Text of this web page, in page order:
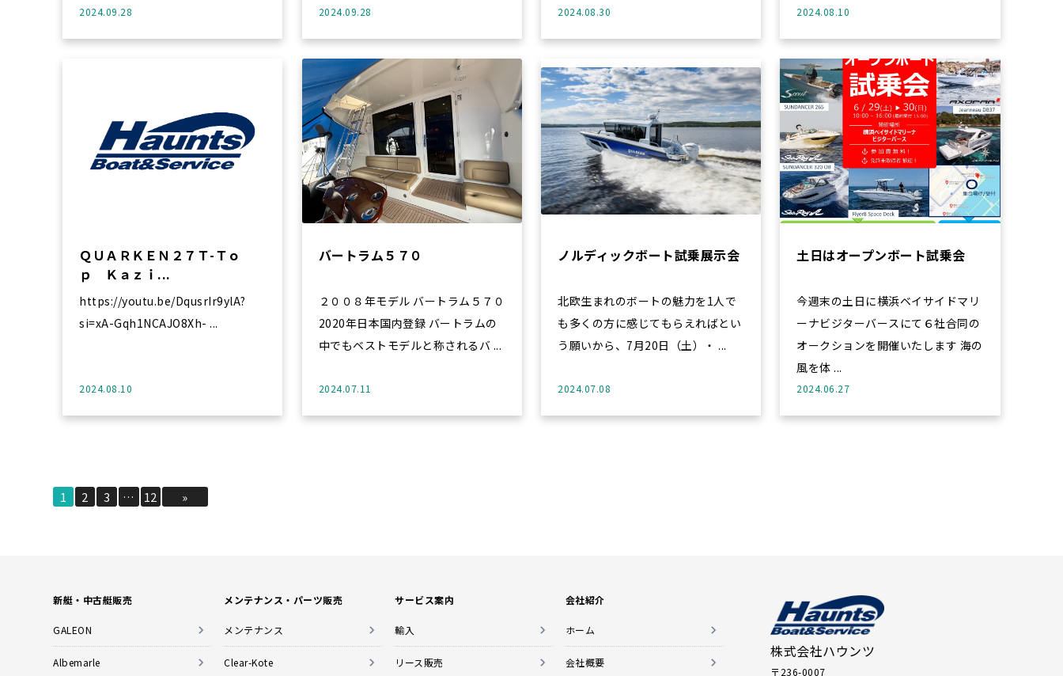
2024.09.28 2024.09.28 2024.08.30 2024.08.10
ＱＵＡＲＫＥＮ２７Ｔ-Ｔｏ
ｐ Ｋａｚｉ...
https://youtu.be/DqusrIr9ylA?
si=xA-Gqh1NCAJO8Xh- ...
2024.08.10
バートラム５７０
２００８年モデル バートラム５７０
2020年日本国内登録 バートラムの
中でもベストモデルと称されるバ ...
2024.07.11
ノルディックボート試乗展示会
北欧生まれのボートの魅力を1人で
も多くの方に感じてもらえればとい
う願いから、7月20日（土）・ ...
2024.07.08
土日はオープンボート試乗会
今週末の土日に横浜ベイサイドマリ
ーナビジターバースにて６社合同の
オークションを開催いたします 海の
風を体 ...
2024.06.27
1 2 3 … 12 »
新艇・中古艇販売
GALEON
Albemarle
メンテナンス・パーツ販売
メンテナンス
Clear-Kote
サービス案内
輸入
リース販売
会社紹介
ホーム
会社概要
株式会社ハウンツ
〒236-0007